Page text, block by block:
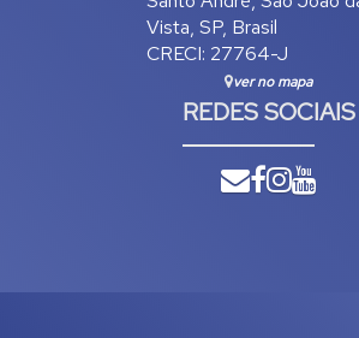
Vista, SP, Brasil
CRECI: 27764-J
ver no mapa
REDES SOCIAIS